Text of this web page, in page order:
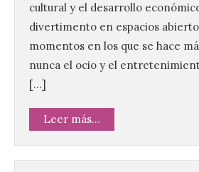
cultural y el desarrollo
divertimento en espacios
momentos en los que se hace
nunca el ocio y el
[…]
Leer más...